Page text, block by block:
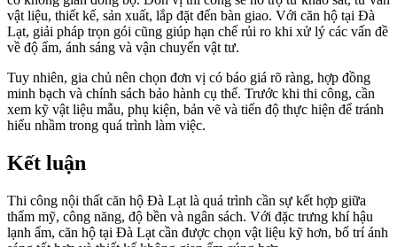
vật liệu, thiết kế, sản xuất, lắp đặt đến bàn giao. Với căn hộ tại Đà
Lạt, giải pháp trọn gói cũng giúp hạn chế rủi ro khi xử lý các vấn đề
về độ ẩm, ánh sáng và vận chuyển vật tư.
Tuy nhiên, gia chủ nên chọn đơn vị có báo giá rõ ràng, hợp đồng
minh bạch và chính sách bảo hành cụ thể. Trước khi thi công, cần
xem kỹ vật liệu mẫu, phụ kiện, bản vẽ và tiến độ thực hiện để tránh
hiểu nhầm trong quá trình làm việc.
Kết luận
Thi công nội thất căn hộ Đà Lạt là quá trình cần sự kết hợp giữa
thẩm mỹ, công năng, độ bền và ngân sách. Với đặc trưng khí hậu
lạnh ẩm, căn hộ tại Đà Lạt cần được chọn vật liệu kỹ hơn, bố trí ánh